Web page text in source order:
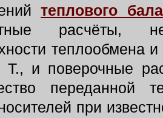
теплового
расчёты,
теплообмена
Т., и поверочные
переданной
при